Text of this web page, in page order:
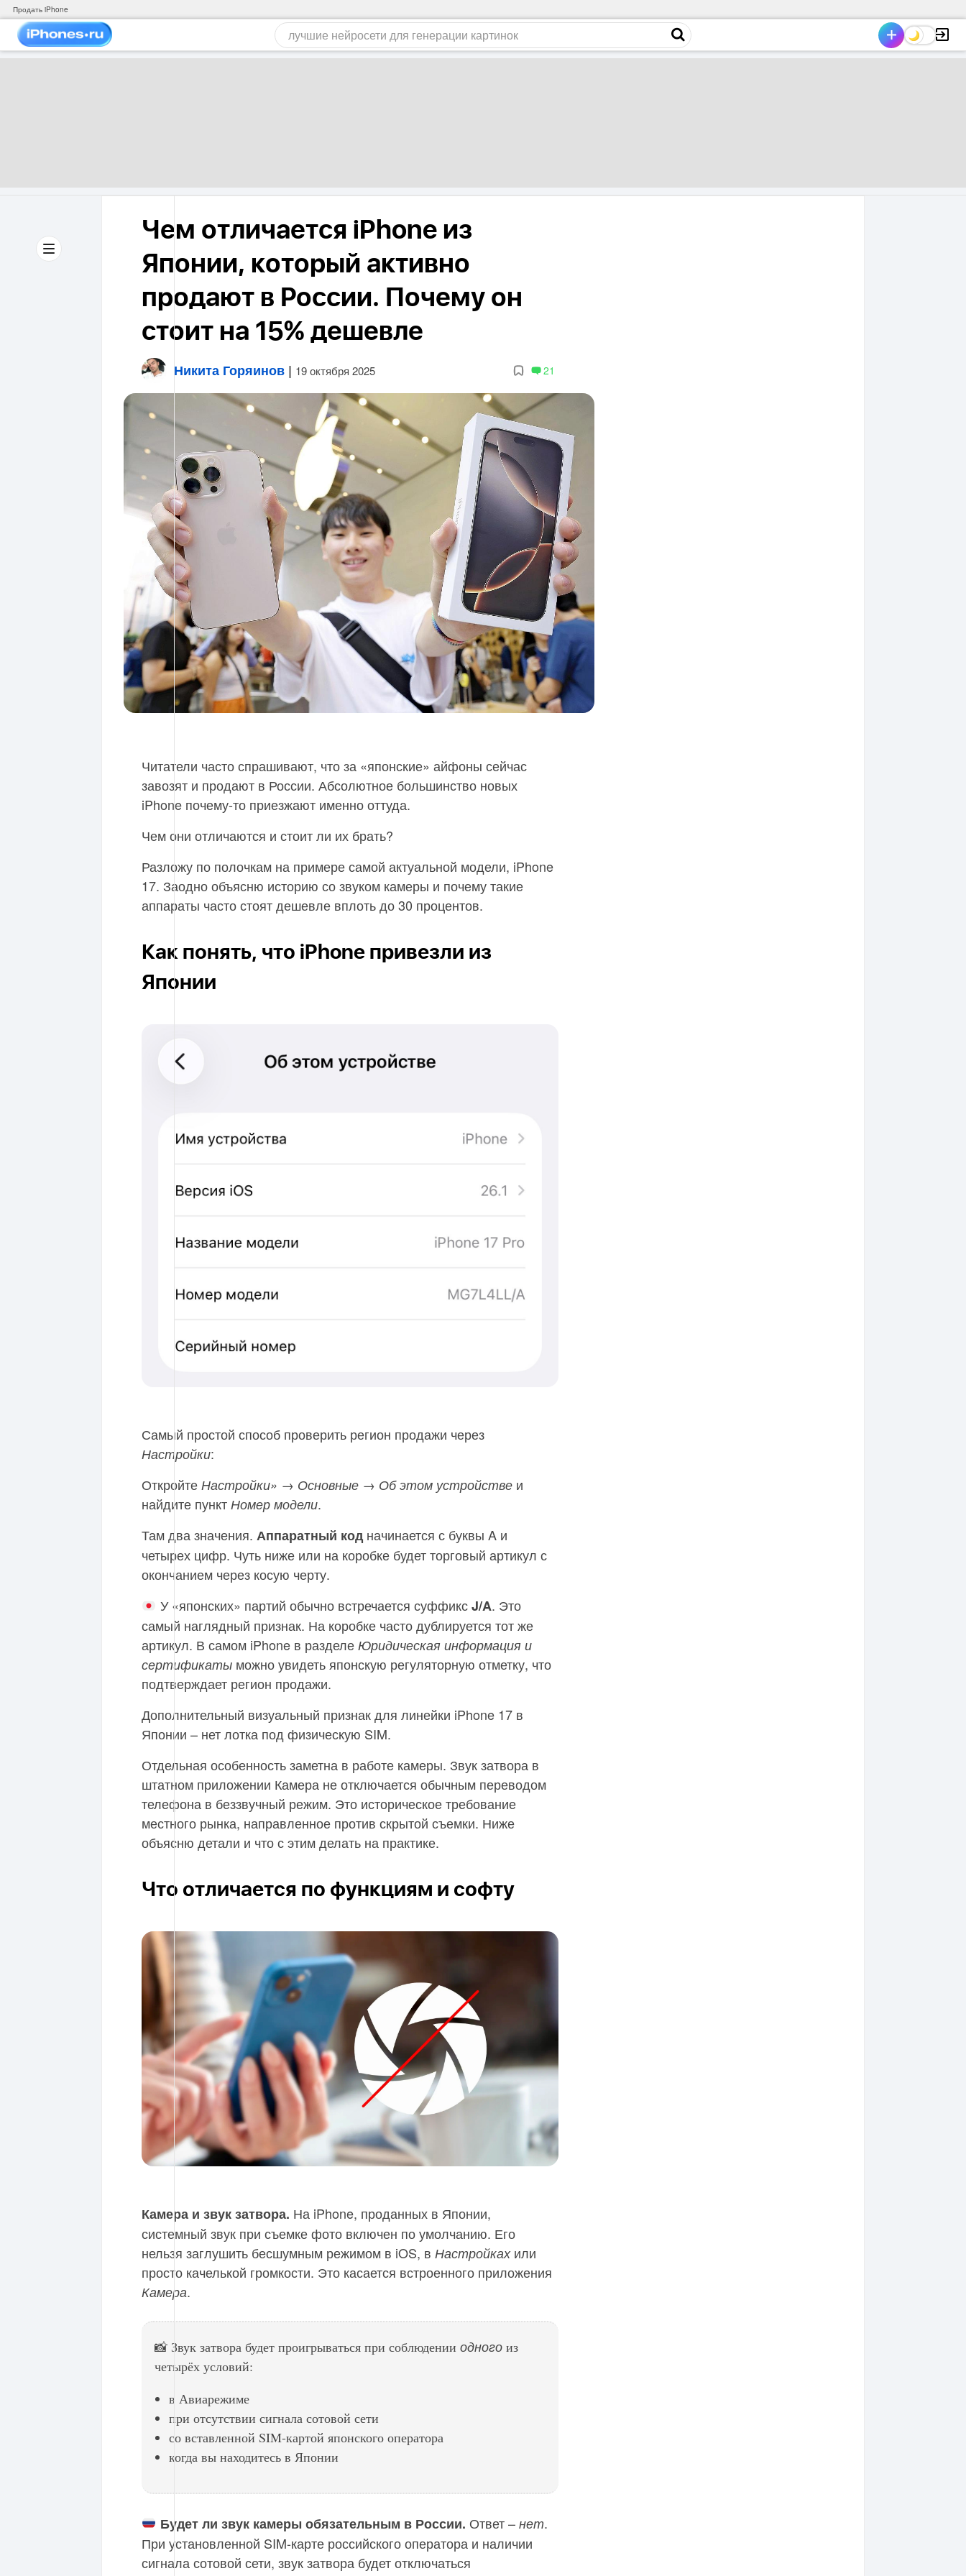
Продать iPhone
Чем отличается iPhone из
Японии, который активно
продают в России. Почему он
стоит на 15% дешевле
Никита Горяинов | 19 октября 2025 21
Читатели часто спрашивают, что за «японские» айфоны сейчас
завозят и продают в России. Абсолютное большинство новых
iPhone почему-то приезжают именно оттуда.
Чем они отличаются и стоит ли их брать?
Разложу по полочкам на примере самой актуальной модели, iPhone
17. Заодно объясню историю со звуком камеры и почему такие
аппараты часто стоят дешевле вплоть до 30 процентов.
Как понять, что iPhone привезли из
Японии
Самый простой способ проверить регион продажи через
Настройки:
Откройте Настройки» → Основные → Об этом устройстве и
найдите пункт Номер модели.
Там два значения. Аппаратный код начинается с буквы A и
четырех цифр. Чуть ниже или на коробке будет торговый артикул с
окончанием через косую черту.
У «японских» партий обычно встречается суффиксJ/A. Это
самый наглядный признак. На коробке часто дублируется тот же
артикул. В самом iPhone в разделе Юридическая информация и
сертификаты можно увидеть японскую регуляторную отметку, что
подтверждает регион продажи.
Дополнительный визуальный признак для линейки iPhone 17 в
Японии – нет лотка под физическую SIM.
Отдельная особенность заметна в работе камеры. Звук затвора в
штатном приложении Камера не отключается обычным переводом
телефона в беззвучный режим. Это историческое требование
местного рынка, направленное против скрытой съемки. Ниже
объясню детали и что с этим делать на практике.
Что отличается по функциям и софту
Камера и звук затвора. На iPhone, проданных в Японии,
системный звук при съемке фото включен по умолчанию. Его
нельзя заглушить бесшумным режимом в iOS, в Настройкахили
просто качелькой громкости. Это касается встроенного приложения
Камера.
📸 Звук затвора будет проигрываться при соблюдении одного из
четырёх условий:
в Авиарежиме
при отсутствии сигнала сотовой сети
со вставленной SIM-картой японского оператора
когда вы находитесь в Японии
Будет ли звук камеры обязательным в России. Ответ – нет.
При установленной SIM-карте российского оператора и наличии
сигнала сотовой сети, звук затвора будет отключаться